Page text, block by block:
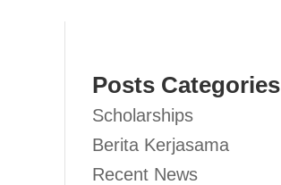
Posts Categories
Scholarships
Berita Kerjasama
Recent News